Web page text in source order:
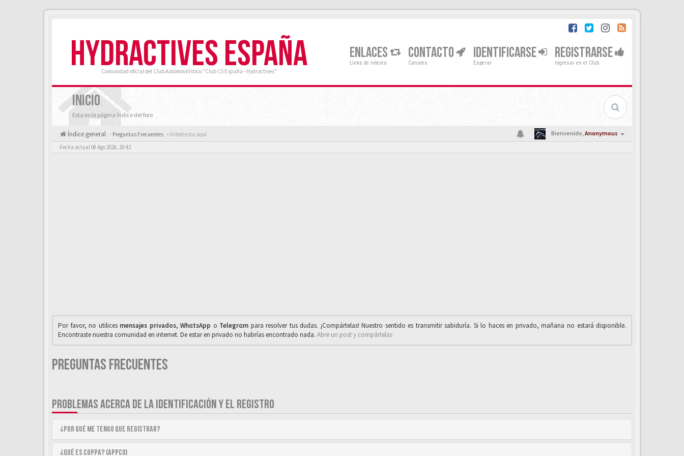
HYDRACTIVES ESPAÑA
Comunidad oficial del Club Automovilístico "Club C5 España - Hydractives"
ENLACES
Links de interés
CONTACTO
Canales
IDENTIFICARSE
Esperar
REGISTRARSE
Ingresar en el Club
INICIO
Esta es la página índice del foro
Índice general Preguntas Frecuentes « Usted esta aquí Bienvenido,Anonymous
Fecha actual 08 Ago 2026, 20:42
Por favor, no utilices mensajes privados,WhαtsApp o Telegrαm para resolver tus dudas. ¡Compártelas! Nuestro sentido es transmitir sabiduría. Si lo haces en privado, mañana no estará disponible.
Encontraste nuestra comunidad en internet. De estar en privado no habrías encontrado nada. Abre un post y compártelas
Preguntas Frecuentes
PROBLEMAS ACERCA DE LA IDENTIFICACIÓN Y EL REGISTRO
¿Por qué me tengo que registrar?
¿Qué es COPPA? (APPCO)